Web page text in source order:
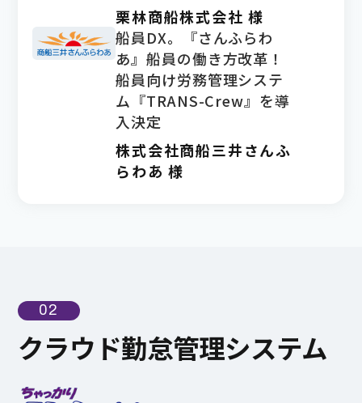
栗林商船株式会社 様
船員DX。『さんふらわ
あ』船員の働き方改革！
船員向け労務管理システ
ム『TRANS-Crew』を導
入決定
株式会社商船三井さんふ
らわあ 様
02
クラウド勤怠管理システム